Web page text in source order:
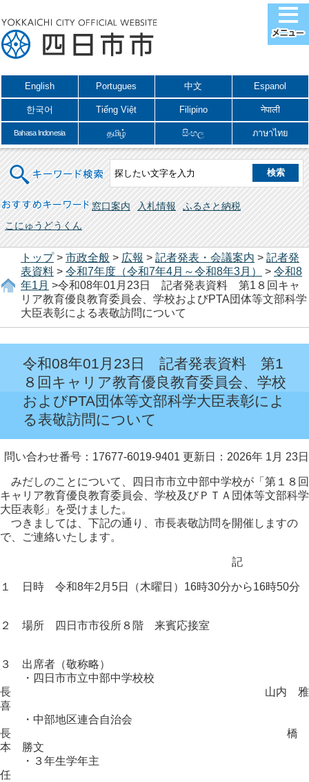
English Portugues 中文 Espanol
한국어 Tiếng Việt Filipino नेपाली
Bahasa Indonesia தமிழ் සිංහල ภาษาไทย
キーワード検索
おすすめキーワード 窓口案内 入札情報
ふるさと納税
こにゅうどうくん
トップ> 市政全般 > 広報 > 記者発表・会議案内 > 記者発
表資料 > 令和7年度（令和7年4月～令和8年3月） > 令和8
年1月 >令和08年01月23日 記者発表資料 第1８回キャ
リア教育優良教育委員会、学校およびPTA団体等文部科学
大臣表彰による表敬訪問について
令和08年01月23日 記者発表資料 第1
８回キャリア教育優良教育委員会、学校
およびPTA団体等文部科学大臣表彰によ
る表敬訪問について
問い合わせ番号：17677-6019-9401 更新日：2026年 1月 23日
みだしのことについて、四日市市立中部中学校が「第１８回
キャリア教育優良教育委員会、学校及びＰＴＡ団体等文部科学
大臣表彰」を受けました。
つきましては、下記の通り、市長表敬訪問を開催しますの
で、ご連絡いたします。
記
１ 日時 令和8年2月5日（木曜日）16時30分から16時50分
２ 場所 四日市市役所８階 来賓応接室
３ 出席者（敬称略）
・四日市市立中部中学校校
長 山内 雅
喜
・中部地区連合自治会
長 橋
本 勝文
・３年生学年主